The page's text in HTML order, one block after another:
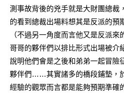
測事故背後的兇手就是大財團總裁
的看到總裁出場料想其是反派的預
（不過另一角度而言他又是反派來
哥哥的夥伴們以排比形式出場被介
說明他們會是之後和弟弟一起冒險
夥伴們……其實諸多的橋段鋪墊，
經驗的觀眾而言都是能夠預期準確